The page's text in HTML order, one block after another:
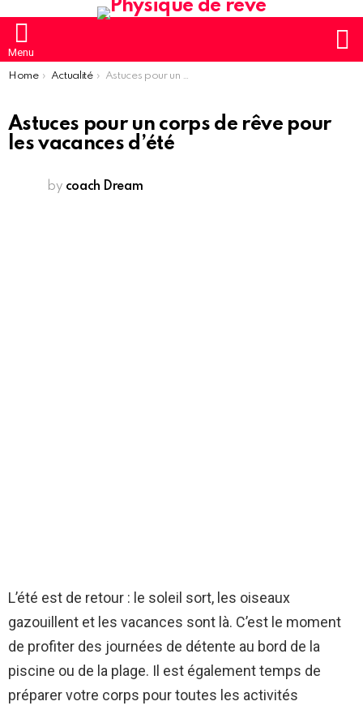
Menu
You are here:
Home Actualité Astuces pour un corps de rêve pour les vacances d’été
Astuces pour un corps de rêve pour
les vacances d’été
by coach Dream
L’été est de retour : le soleil sort, les oiseaux
gazouillent et les vacances sont là. C’est le moment
de profiter des journées de détente au bord de la
piscine ou de la plage. Il est également temps de
préparer votre corps pour toutes les activités